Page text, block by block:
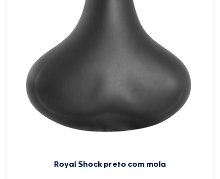
Royal Shock preto com mola